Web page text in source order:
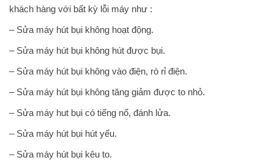
khách hàng với bất kỳ lỗi máy như :
– Sửa máy hút bụi không hoạt động.
– Sửa máy hút bụi không hút được bụi.
– Sửa máy hút bụi không vào điện, rò rỉ điện.
– Sửa máy hút bụi không tăng giảm được to nhỏ.
– Sửa máy hut bụi có tiếng nổ, đánh lửa.
– Sửa máy hút bụi hút yếu.
– Sửa máy hút bụi kêu to.